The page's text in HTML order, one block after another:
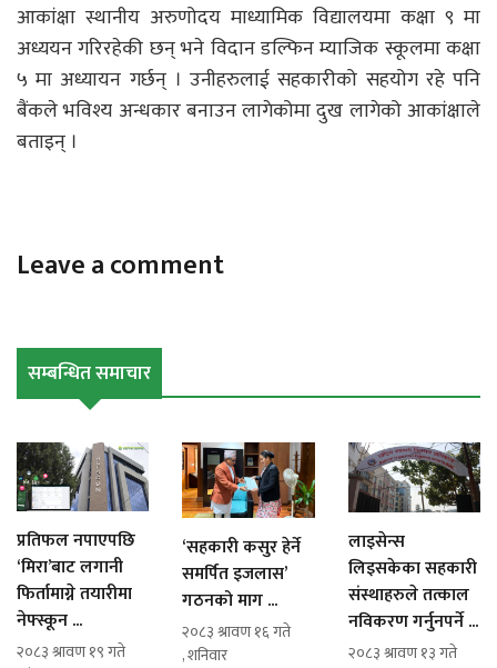
आकांक्षा स्थानीय अरुणोदय माध्यामिक विद्यालयमा कक्षा ९ मा
अध्ययन गरिरहेकी छन् भने विदान डल्फिन म्याजिक स्कूलमा कक्षा
५ मा अध्यायन गर्छन् । उनीहरुलाई सहकारीको सहयोग रहे पनि
बैंकले भविश्य अन्धकार बनाउन लागेकोमा दुख लागेको आकांक्षाले
बताइन् ।
Leave a comment
सम्बन्धित समाचार
प्रतिफल नपाएपछि
‘मिरा’बाट लगानी
फिर्तामाग्ने तयारीमा
नेफ्स्कून ...
२०८३ श्रावण १९ गते
‘सहकारी कसुर हेर्ने
समर्पित इजलास’
गठनको माग ...
२०८३ श्रावण १६ गते
, शनिवार
लाइसेन्स
लिइसकेका सहकारी
संस्थाहरुले तत्काल
नविकरण गर्नुनपर्ने ...
२०८३ श्रावण १३ गते